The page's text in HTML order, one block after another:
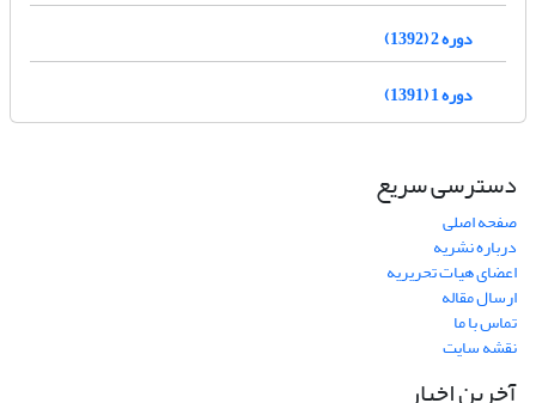
دوره 2 (1392)
دوره 1 (1391)
دسترسی سریع
صفحه اصلی
درباره نشریه
اعضای هیات تحریریه
ارسال مقاله
تماس با ما
نقشه سایت
آخرین اخبار